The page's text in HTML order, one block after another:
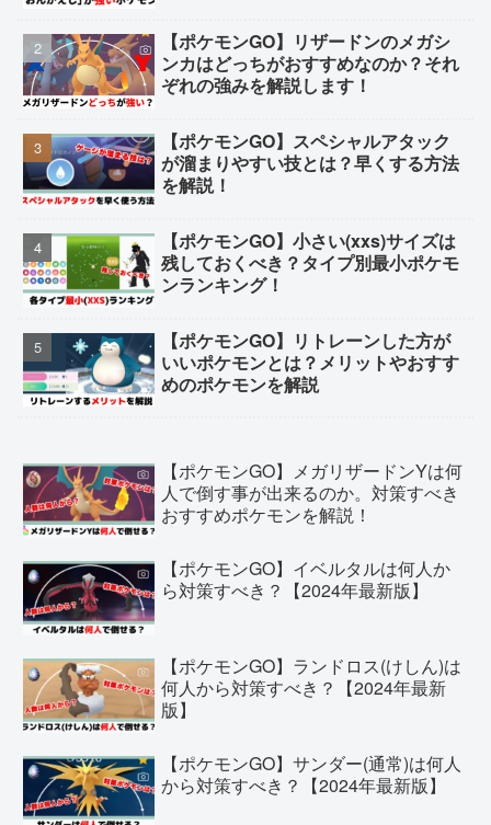
【ポケモンGO】リザードンのメガシ
ンカはどっちがおすすめなのか？それ
ぞれの強みを解説します！
【ポケモンGO】スペシャルアタック
が溜まりやすい技とは？早くする方法
を解説！
【ポケモンGO】小さい(xxs)サイズは
残しておくべき？タイプ別最小ポケモ
ンランキング！
【ポケモンGO】リトレーンした方が
いいポケモンとは？メリットやおすす
めのポケモンを解説
【ポケモンGO】メガリザードンYは何
人で倒す事が出来るのか。対策すべき
おすすめポケモンを解説！
【ポケモンGO】イベルタルは何人か
ら対策すべき？【2024年最新版】
【ポケモンGO】ランドロス(けしん)は
何人から対策すべき？【2024年最新
版】
【ポケモンGO】サンダー(通常)は何人
から対策すべき？【2024年最新版】